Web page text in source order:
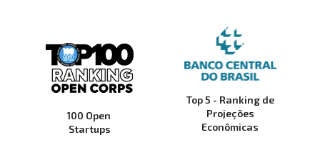
100 Open
Startups
Top 5 - Ranking de
Projeções
Econômicas